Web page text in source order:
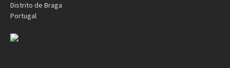
Distrito de Braga
Portugal